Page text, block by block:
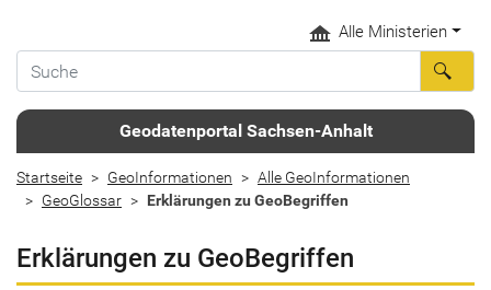
Alle Ministerien
Geodatenportal Sachsen-Anhalt
Startseite GeoInformationen
Alle GeoInformationen
GeoGlossar
Erklärungen zu GeoBegriffen
Erklärungen zu GeoBegriffen